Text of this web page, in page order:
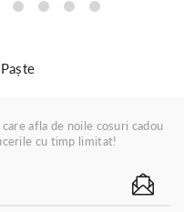
afla de noile cosuri cadou
cu timp limitat!